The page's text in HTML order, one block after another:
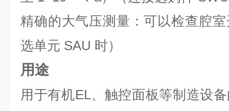
精确的大气压测量：可以检查腔
选单元 SAU 时）
用途
用于有机EL、触控面板等制造设